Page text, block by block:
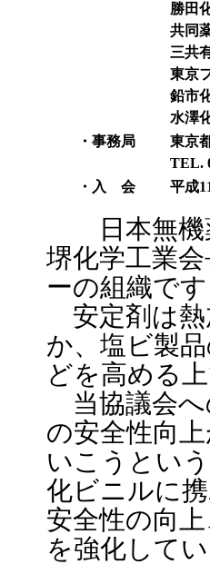
勝田
共同
三共
東京
鉛市
水澤
・事務局
東京
TEL.
・入 会
平成
日本無機薬
堺化学工業
ーの組織です
安定剤は熱
か、塩ビ製
どを高める
当協議会へ
の安全性向
いこうとい
化ビニルに
安全性の向
を強化して